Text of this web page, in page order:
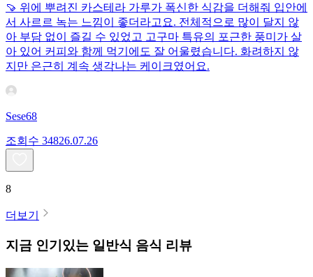
🍠 위에 뿌려진 카스테라 가루가 폭신한 식감을 더해줘 입안에
서 사르르 녹는 느낌이 좋더라고요. 전체적으로 많이 달지 않
아 부담 없이 즐길 수 있었고 고구마 특유의 포근한 풍미가 살
아 있어 커피와 함께 먹기에도 잘 어울렸습니다. 화려하지 않
지만 은근히 계속 생각나는 케이크였어요.
Sese68
조회수 34826.07.26
8
더보기
지금 인기있는 일반식 음식 리뷰